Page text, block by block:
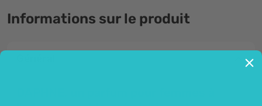
Informations sur le produit